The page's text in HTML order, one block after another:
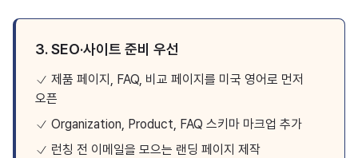
3. SEO·사이트 준비 우선
제품 페이지, FAQ, 비교 페이지를 미국 영어로 먼저
오픈
Organization, Product, FAQ 스키마 마크업 추가
런칭 전 이메일을 모으는 랜딩 페이지 제작